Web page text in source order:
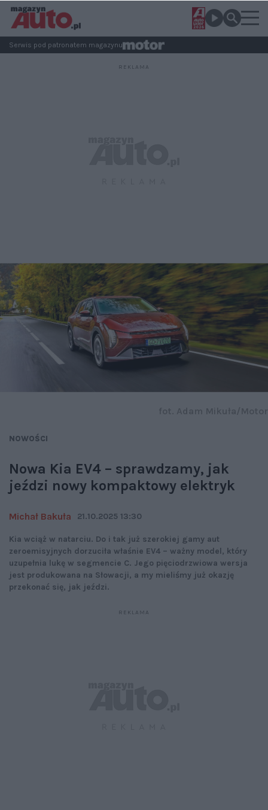
Serwis pod patronatem magazynu
NOWOŚCI
Nowa Kia EV4 – sprawdzamy, jak
jeździ nowy kompaktowy elektryk
Michał Bakuła 21.10.2025 13:30
Kia wciąż w natarciu. Do i tak już szerokiej gamy aut
zeroemisyjnych dorzuciła właśnie EV4 – ważny model, który
uzupełnia lukę w segmencie C. Jego pięciodrzwiowa wersja
jest produkowana na Słowacji, a my mieliśmy już okazję
przekonać się, jak jeździ.